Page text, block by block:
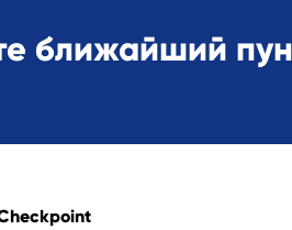
ближайший